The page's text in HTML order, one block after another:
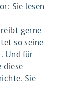
Sie lesen
gerne
so seine
Und für
diese
Sie